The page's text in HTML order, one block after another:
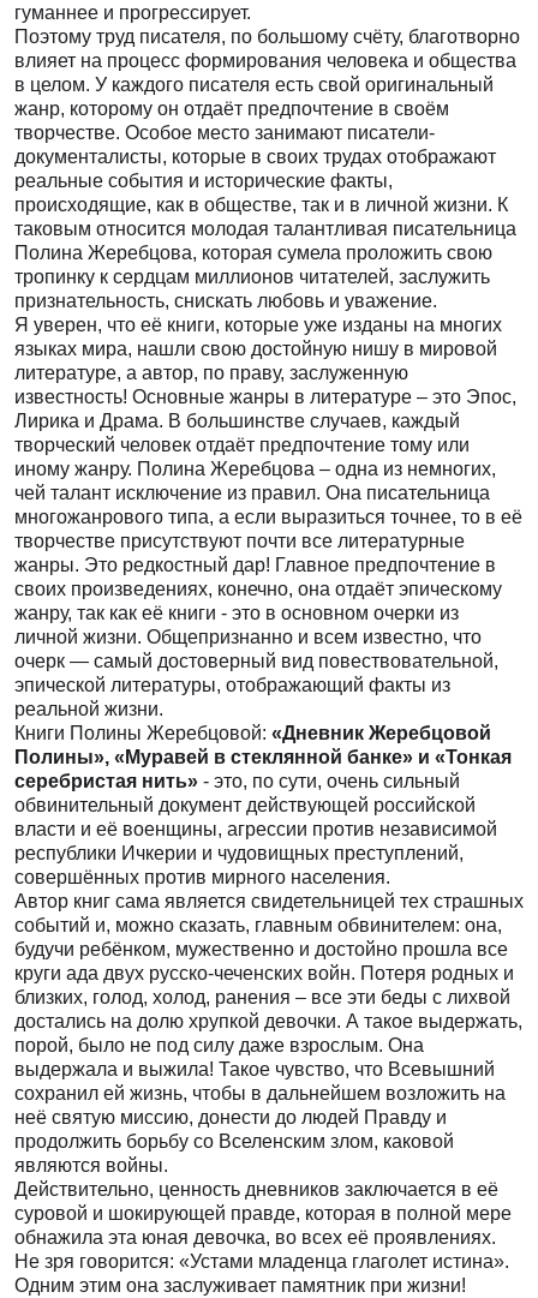
гуманнее и прогрессирует.
Поэтому труд писателя, по большому счёту, благотворно
влияет на процесс формирования человека и общества
в целом. У каждого писателя есть свой оригинальный
жанр, которому он отдаёт предпочтение в своём
творчестве. Особое место занимают писатели-
документалисты, которые в своих трудах отображают
реальные события и исторические факты,
происходящие, как в обществе, так и в личной жизни. К
таковым относится молодая талантливая писательница
Полина Жеребцова, которая сумела проложить свою
тропинку к сердцам миллионов читателей, заслужить
признательность, снискать любовь и уважение.
Я уверен, что её книги, которые уже изданы на многих
языках мира, нашли свою достойную нишу в мировой
литературе, а автор, по праву, заслуженную
известность! Основные жанры в литературе – это Эпос,
Лирика и Драма. В большинстве случаев, каждый
творческий человек отдаёт предпочтение тому или
иному жанру. Полина Жеребцова – одна из немногих,
чей талант исключение из правил. Она писательница
многожанрового типа, а если выразиться точнее, то в её
творчестве присутствуют почти все литературные
жанры. Это редкостный дар! Главное предпочтение в
своих произведениях, конечно, она отдаёт эпическому
жанру, так как её книги - это в основном очерки из
личной жизни. Общепризнанно и всем известно, что
очерк — самый достоверный вид повествовательной,
эпической литературы, отображающий факты из
реальной жизни.
Книги Полины Жеребцовой: «Дневник Жеребцовой
Полины», «Муравей в стеклянной банке» и «Тонкая
серебристая нить» - это, по сути, очень сильный
обвинительный документ действующей российской
власти и её военщины, агрессии против независимой
республики Ичкерии и чудовищных преступлений,
совершённых против мирного населения.
Автор книг сама является свидетельницей тех страшных
событий и, можно сказать, главным обвинителем: она,
будучи ребёнком, мужественно и достойно прошла все
круги ада двух русско-чеченских войн. Потеря родных и
близких, голод, холод, ранения – все эти беды с лихвой
достались на долю хрупкой девочки. А такое выдержать,
порой, было не под силу даже взрослым. Она
выдержала и выжила! Такое чувство, что Всевышний
сохранил ей жизнь, чтобы в дальнейшем возложить на
неё святую миссию, донести до людей Правду и
продолжить борьбу со Вселенским злом, каковой
являются войны.
Действительно, ценность дневников заключается в её
суровой и шокирующей правде, которая в полной мере
обнажила эта юная девочка, во всех её проявлениях.
Не зря говорится: «Устами младенца глаголет истина».
Одним этим она заслуживает памятник при жизни!